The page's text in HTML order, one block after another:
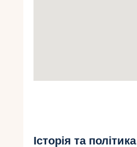
Історія та політика